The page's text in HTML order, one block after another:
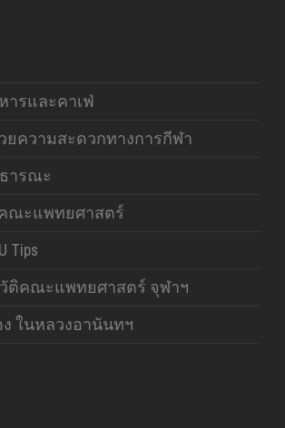
ารและคาเฟ่
ยความสะดวกทางการกีฬา
ารณะ
ณะแพทยศาสตร์
Tips
ติคณะแพทยศาสตร์ จุฬาฯ
ง ในหลวงอานันทฯ